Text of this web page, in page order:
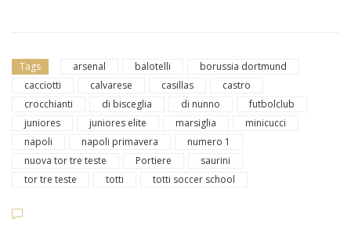
Tags arsenal balotelli
borussia dortmund
cacciotti
calvarese casillas
castro
crocchianti
di bisceglia di nunno
futbolclub
juniores
juniores elite marsiglia
minicucci
napoli
napoli primavera
numero 1
nuova tor tre teste
Portiere
saurini
tor tre teste
totti totti soccer school
news in primo piano